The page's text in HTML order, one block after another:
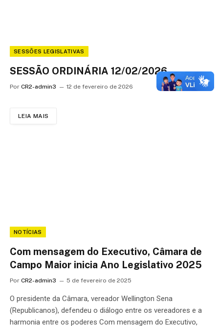
SESSÕES LEGISLATIVAS
SESSÃO ORDINÁRIA 12/02/2026
Por CR2-admin3 12 de fevereiro de 2026
LEIA MAIS
NOTÍCIAS
Com mensagem do Executivo, Câmara de
Campo Maior inicia Ano Legislativo 2025
Por CR2-admin3 5 de fevereiro de 2025
O presidente da Câmara, vereador Wellington Sena
(Republicanos), defendeu o diálogo entre os vereadores e a
harmonia entre os poderes Com mensagem do Executivo,